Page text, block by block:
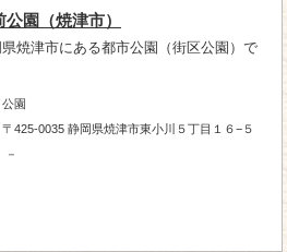
公園（焼津市）
焼津市にある都市公園（街区公園）で
公園
〒425-0035 静岡県焼津市東小川５丁目１６−５
－